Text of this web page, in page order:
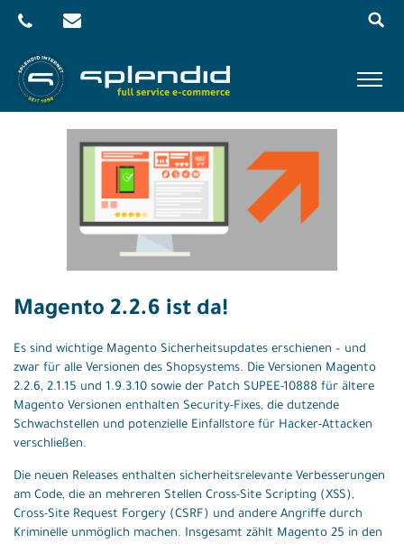
Skip
Menu
Magento 2.2.6 ist da!
Es sind wichtige Magento Sicherheitsupdates erschienen – und
zwar für alle Versionen des Shopsystems. Die Versionen Magento
2.2.6, 2.1.15 und 1.9.3.10 sowie der Patch SUPEE-10888 für ältere
Magento Versionen enthalten Security-Fixes, die dutzende
Schwachstellen und potenzielle Einfallstore für Hacker-Attacken
verschließen.
Die neuen Releases enthalten sicherheitsrelevante Verbesserungen
am Code, die an mehreren Stellen Cross-Site Scripting (XSS),
Cross-Site Request Forgery (CSRF) und andere Angriffe durch
Kriminelle unmöglich machen. Insgesamt zählt Magento 25 in den